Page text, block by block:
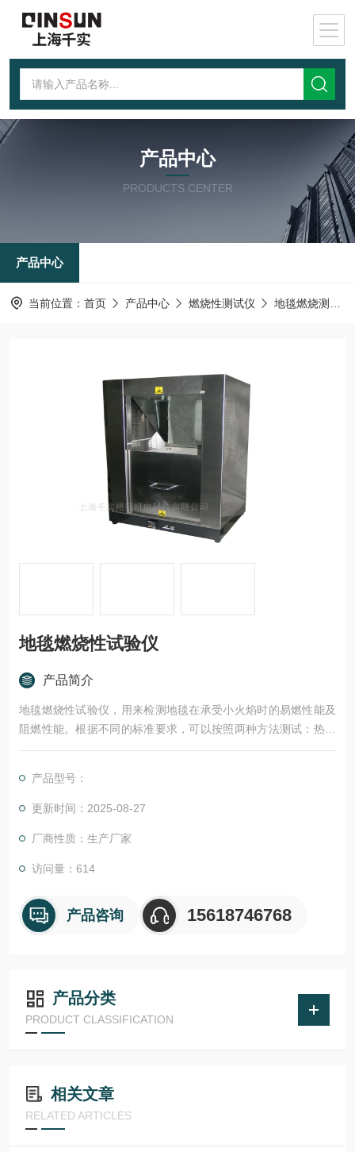
产品中心
PRODUCTS CENTER
产品中心
当前位置： 首页 产品中心 燃烧性测试仪 地毯燃烧测试仪
地毯燃烧性试验仪
产品简介
地毯燃烧性试验仪，用来检测地毯在承受小火焰时的易燃性能及
阻燃性能。根据不同的标准要求，可以按照两种方法测试：热金
属螺母方法和乌luo托品药丸法。
产品型号：
更新时间：2025-08-27
厂商性质：生产厂家
访问量：614
产品咨询 15618746768
产品分类
PRODUCT CLASSIFICATION
相关文章
RELATED ARTICLES